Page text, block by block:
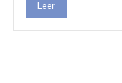
Leer